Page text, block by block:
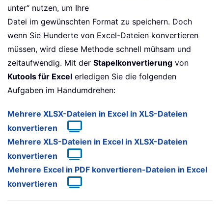
unter“ nutzen, um Ihre
Datei im gewünschten Format zu speichern. Doch
wenn Sie Hunderte von Excel-Dateien konvertieren
müssen, wird diese Methode schnell mühsam und
zeitaufwendig. Mit der Stapelkonvertierung von
Kutools für Excel erledigen Sie die folgenden
Aufgaben im Handumdrehen:
Mehrere XLSX-Dateien in Excel in XLS-Dateien
konvertieren
Mehrere XLS-Dateien in Excel in XLSX-Dateien
konvertieren
Mehrere Excel in PDF konvertieren-Dateien in Excel
konvertieren